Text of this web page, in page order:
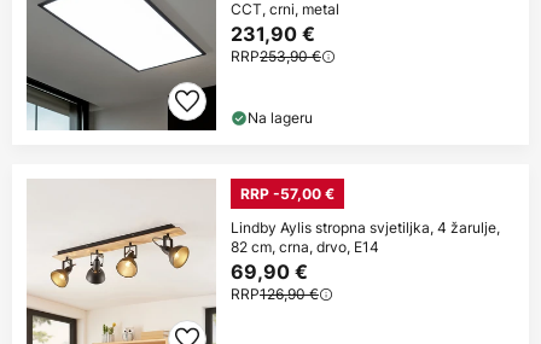
CCT, crni, metal
231,90 €
RRP253,90 €
Na lageru
RRP -57,00 €
Lindby Aylis stropna svjetiljka, 4 žarulje,
82 cm, crna, drvo, E14
69,90 €
RRP126,90 €